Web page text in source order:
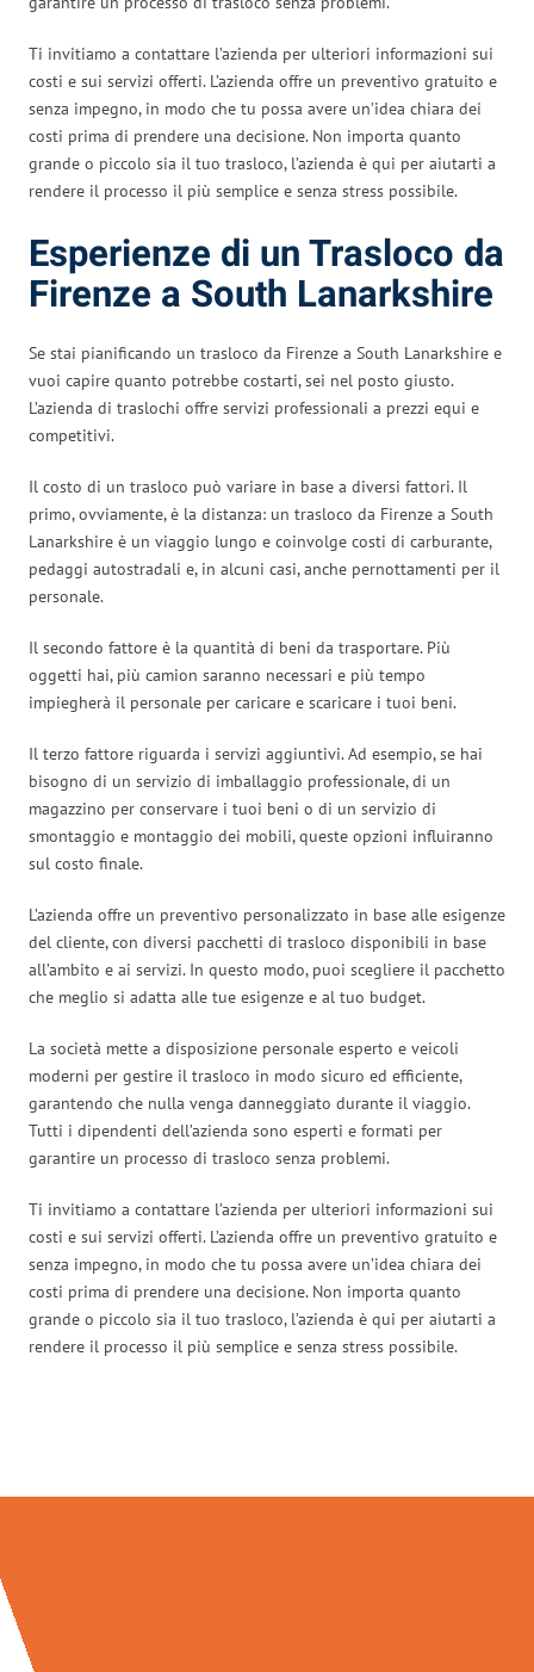
Ti invitiamo a contattare l’azienda per ulteriori informazioni sui
costi e sui servizi offerti. L’azienda offre un preventivo gratuito e
senza impegno, in modo che tu possa avere un’idea chiara dei
costi prima di prendere una decisione. Non importa quanto
grande o piccolo sia il tuo trasloco, l’azienda è qui per aiutarti a
rendere il processo il più semplice e senza stress possibile.
Esperienze di un Trasloco da
Firenze a South Lanarkshire
Se stai pianificando un trasloco da Firenze a South Lanarkshire e
vuoi capire quanto potrebbe costarti, sei nel posto giusto.
L’azienda di traslochi offre servizi professionali a prezzi equi e
competitivi.
Il costo di un trasloco può variare in base a diversi fattori. Il
primo, ovviamente, è la distanza: un trasloco da Firenze a South
Lanarkshire è un viaggio lungo e coinvolge costi di carburante,
pedaggi autostradali e, in alcuni casi, anche pernottamenti per il
personale.
Il secondo fattore è la quantità di beni da trasportare. Più
oggetti hai, più camion saranno necessari e più tempo
impiegherà il personale per caricare e scaricare i tuoi beni.
Il terzo fattore riguarda i servizi aggiuntivi. Ad esempio, se hai
bisogno di un servizio di imballaggio professionale, di un
magazzino per conservare i tuoi beni o di un servizio di
smontaggio e montaggio dei mobili, queste opzioni influiranno
sul costo finale.
L’azienda offre un preventivo personalizzato in base alle esigenze
del cliente, con diversi pacchetti di trasloco disponibili in base
all’ambito e ai servizi. In questo modo, puoi scegliere il pacchetto
che meglio si adatta alle tue esigenze e al tuo budget.
La società mette a disposizione personale esperto e veicoli
moderni per gestire il trasloco in modo sicuro ed efficiente,
garantendo che nulla venga danneggiato durante il viaggio.
Tutti i dipendenti dell’azienda sono esperti e formati per
garantire un processo di trasloco senza problemi.
Ti invitiamo a contattare l’azienda per ulteriori informazioni sui
costi e sui servizi offerti. L’azienda offre un preventivo gratuito e
senza impegno, in modo che tu possa avere un’idea chiara dei
costi prima di prendere una decisione. Non importa quanto
grande o piccolo sia il tuo trasloco, l’azienda è qui per aiutarti a
rendere il processo il più semplice e senza stress possibile.